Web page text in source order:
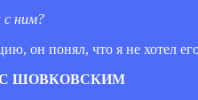
с ним?
он понял, что я не хотел
ШОВКОВСКИМ